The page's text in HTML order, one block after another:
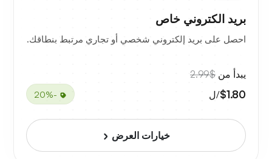
بريد الكتروني خاص
احصل على بريد إلكتروني شخصي أو تجاري مرتبط بنطاقك.
يبدأ من $2.99
$1.80/ل -20%
خيارات العرض